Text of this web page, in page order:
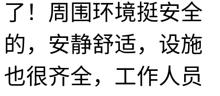
了！周围环境挺安全
的，安静舒适，设施
也很齐全，工作人员